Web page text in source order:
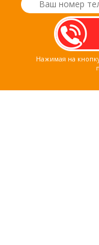
Нажимая на